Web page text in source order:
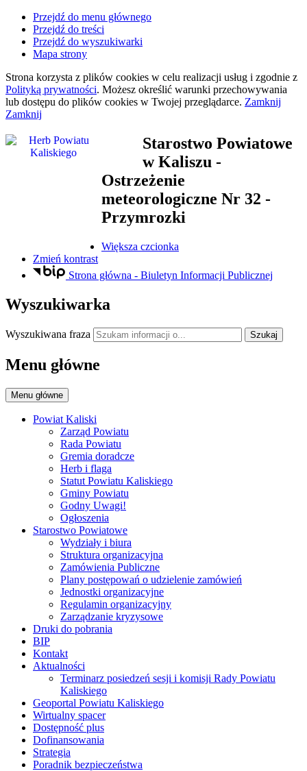
Przejdź do menu głównego
Przejdź do treści
Przejdź do wyszukiwarki
Mapa strony
Strona korzysta z plików cookies w celu realizacji usług i zgodnie z
Polityką prywatności. Możesz określić warunki przechowywania
lub dostępu do plików cookies w Twojej przeglądarce. Zamknij
Zamknij
Starostwo Powiatowe
w Kaliszu -
Ostrzeżenie
meteorologiczne Nr 32 -
Przymrozki
Większa czcionka
Zmień kontrast
Strona główna - Biuletyn Informacji Publicznej
Wyszukiwarka
Wyszukiwana fraza Szukaj
Menu główne
Menu główne
Powiat Kaliski
Zarząd Powiatu
Rada Powiatu
Gremia doradcze
Herb i flaga
Statut Powiatu Kaliskiego
Gminy Powiatu
Godny Uwagi!
Ogłoszenia
Starostwo Powiatowe
Wydziały i biura
Struktura organizacyjna
Zamówienia Publiczne
Plany postępowań o udzielenie zamówień
Jednostki organizacyjne
Regulamin organizacyjny
Zarządzanie kryzysowe
Druki do pobrania
BIP
Kontakt
Aktualności
Terminarz posiedzeń sesji i komisji Rady Powiatu
Kaliskiego
Geoportal Powiatu Kaliskiego
Wirtualny spacer
Dostępność plus
Dofinansowania
Strategia
Poradnik bezpieczeństwa